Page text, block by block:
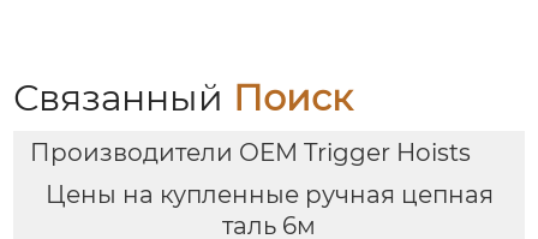
Связанный Поиск
Производители OEM Trigger Hoists
Цены на купленные ручная цепная
таль 6м